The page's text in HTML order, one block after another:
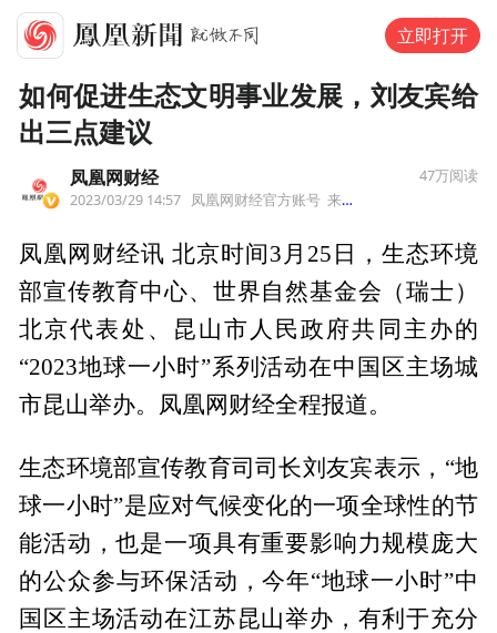
立即打开
如何促进生态文明事业发展，刘友宾给
出三点建议
凤凰网财经
2023/03/29 14:57 凤凰网财经官方账号 来自北京市
47万阅读
凤凰网财经讯 北京时间3月25日，生态环境
部宣传教育中心、世界自然基金会（瑞士）
北京代表处、昆山市人民政府共同主办的
“2023地球一小时”系列活动在中国区主场城
市昆山举办。凤凰网财经全程报道。
生态环境部宣传教育司司长刘友宾表示，“地
球一小时”是应对气候变化的一项全球性的节
能活动，也是一项具有重要影响力规模庞大
的公众参与环保活动，今年“地球一小时”中
国区主场活动在江苏昆山举办，有利于充分